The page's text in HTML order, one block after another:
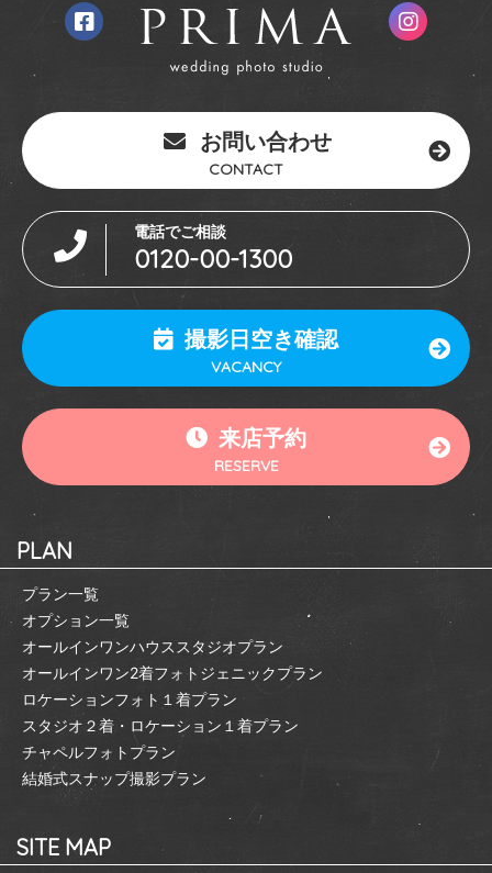
お問い合わせ
CONTACT
電話でご相談
0120-00-1300
撮影日空き確認
VACANCY
来店予約
RESERVE
PLAN
プラン一覧
オプション一覧
オールインワンハウススタジオプラン
オールインワン2着フォトジェニックプラン
ロケーションフォト１着プラン
スタジオ２着・ロケーション１着プラン
チャペルフォトプラン
結婚式スナップ撮影プラン
SITE MAP